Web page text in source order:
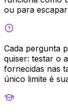
ou para
Cada pergunta
quiser: testar o
fornecidas nas
único limite é